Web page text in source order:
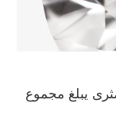
يبلغ مجموع